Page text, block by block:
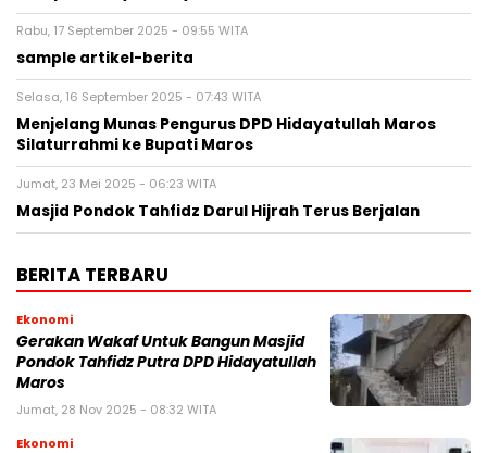
Rabu, 17 September 2025 - 09:55 WITA
sample artikel-berita
Selasa, 16 September 2025 - 07:43 WITA
Menjelang Munas Pengurus DPD Hidayatullah Maros
Silaturrahmi ke Bupati Maros
Jumat, 23 Mei 2025 - 06:23 WITA
Masjid Pondok Tahfidz Darul Hijrah Terus Berjalan
BERITA TERBARU
Ekonomi
Gerakan Wakaf Untuk Bangun Masjid
Pondok Tahfidz Putra DPD Hidayatullah
Maros
Jumat, 28 Nov 2025 - 08:32 WITA
Ekonomi